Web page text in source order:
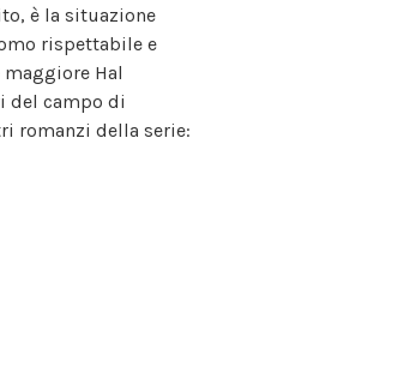
è la situazione
rispettabile e
Hal
del campo di
romanzi della serie: